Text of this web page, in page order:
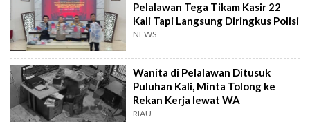
Pelalawan Tega Tikam Kasir 22
Kali Tapi Langsung Diringkus Polisi
NEWS
Wanita di Pelalawan Ditusuk
Puluhan Kali, Minta Tolong ke
Rekan Kerja lewat WA
RIAU